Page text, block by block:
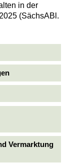
in der
(SächsABl.
Vermarktung